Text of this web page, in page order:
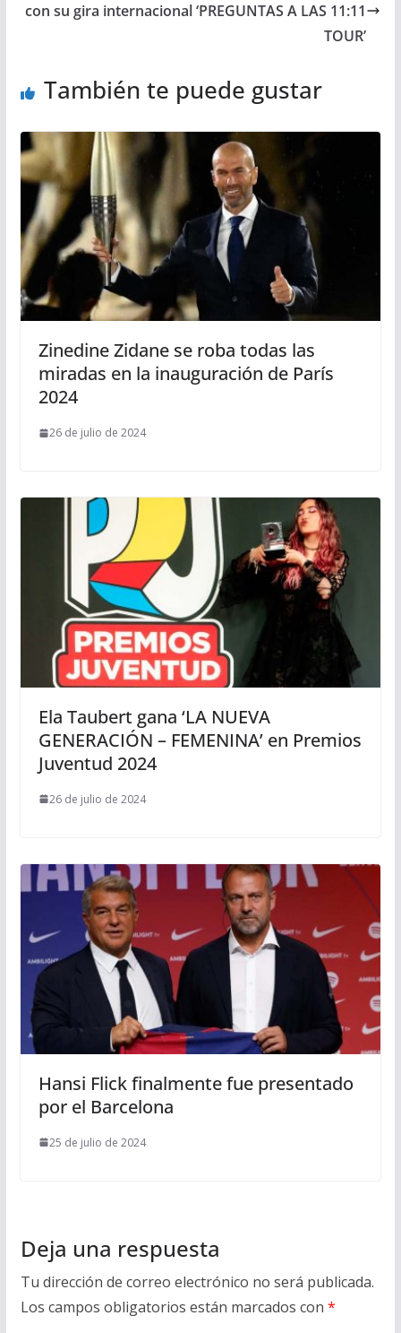
con su gira internacional ‘PREGUNTAS A LAS 11:11
TOUR’
También te puede gustar
Zinedine Zidane se roba todas las
miradas en la inauguración de París
2024
26 de julio de 2024
Ela Taubert gana ‘LA NUEVA
GENERACIÓN – FEMENINA’ en Premios
Juventud 2024
26 de julio de 2024
Hansi Flick finalmente fue presentado
por el Barcelona
25 de julio de 2024
Deja una respuesta
Tu dirección de correo electrónico no será publicada.
Los campos obligatorios están marcados con *